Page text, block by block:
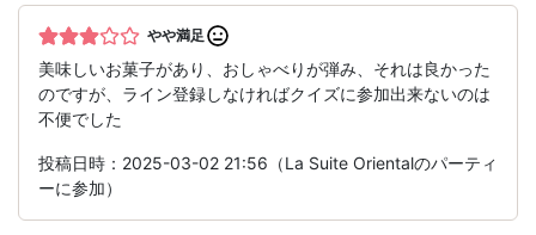
やや満足
美味しいお菓子があり、おしゃべりが弾み、それは良かった
のですが、ライン登録しなければクイズに参加出来ないのは
不便でした
投稿日時：2025-03-02 21:56（La Suite Orientalのパーティ
ーに参加）